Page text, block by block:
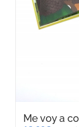
Me voy a